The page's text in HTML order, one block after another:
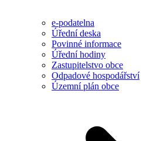
e-podatelna
Úřední deska
Povinné informace
Úřední hodiny
Zastupitelstvo obce
Odpadové hospodářství
Územní plán obce